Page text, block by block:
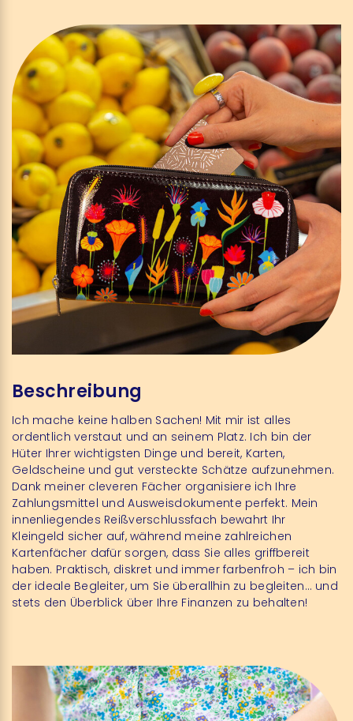
Beschreibung
Ich mache keine halben Sachen! Mit mir ist alles
ordentlich verstaut und an seinem Platz. Ich bin der
Hüter Ihrer wichtigsten Dinge und bereit, Karten,
Geldscheine und gut versteckte Schätze aufzunehmen.
Dank meiner cleveren Fächer organisiere ich Ihre
Zahlungsmittel und Ausweisdokumente perfekt. Mein
innenliegendes Reißverschlussfach bewahrt Ihr
Kleingeld sicher auf, während meine zahlreichen
Kartenfächer dafür sorgen, dass Sie alles griffbereit
haben. Praktisch, diskret und immer farbenfroh – ich bin
der ideale Begleiter, um Sie überallhin zu begleiten… und
stets den Überblick über Ihre Finanzen zu behalten!